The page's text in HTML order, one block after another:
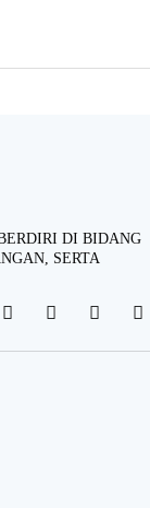
DI BIDANG
SERTA